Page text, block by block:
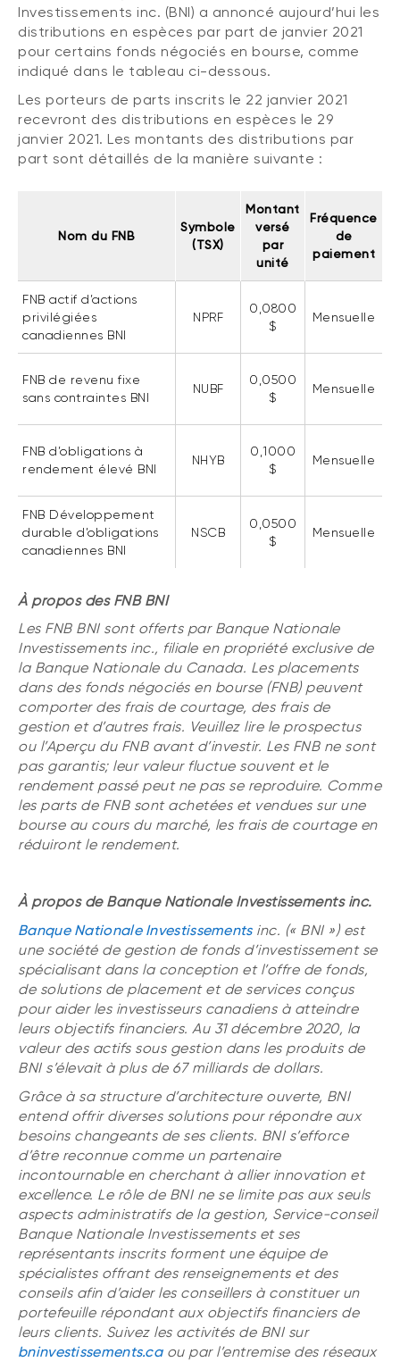
(FNB)
À propos des FNB BNI
FNB de rotation thématique BNI (NTHM)
FNB durables
Liste des solutions de portefeuille BNI
Portefeuilles FNB BNI
Portefeuilles durables BNI
PLACEMENTS ALTERNATIFS
Placements privés
FNB d’investissements alternatifs
SOLUTIONS DE LIQUIDITÉ
Compte Surintérêt Altamira BNI
CATÉGORIES D'ACTIFS
Actions
Fonds équilibré
Marché monétaire
Revenu fixe
Alternatif
TYPES DE CONTENU
Articles
Vidéos
Livres blancs
DOCUMENTS RÉGLEMENTAIRES
Prospectus
Rapports annuels
Aperçus de fonds
Relevés SPEP
Déclaration de principes sur les conflits
CONNEXION REQUISE
Portail de formation continue
Webinaires
Énoncé politique de placement
(Portefeuilles Méritage)
Investissements inc. (BNI) a annoncé aujourd’hui les
distributions en espèces par part de janvier 2021
pour certains fonds négociés en bourse, comme
indiqué dans le tableau ci-dessous.
Les porteurs de parts inscrits le 22 janvier 2021
recevront des distributions en espèces le 29
janvier 2021. Les montants des distributions par
part sont détaillés de la manière suivante :
Nom du FNB
Symbole
(TSX)
Montant
versé
par
unité
Fréquence
de
paiement
FNB actif d’actions
privilégiées
canadiennes BNI
NPRF
0,0800
$
Mensuelle
FNB de revenu fixe
sans contraintes BNI
NUBF
0,0500
$
Mensuelle
FNB d’obligations à
rendement élevé BNI
NHYB
0,1000
$
Mensuelle
FNB Développement
durable d’obligations
canadiennes BNI
NSCB
0,0500
$
Mensuelle
À propos des FNB BNI
Les FNB BNI sont offerts par Banque Nationale
Investissements inc., filiale en propriété exclusive de
la Banque Nationale du Canada. Les placements
dans des fonds négociés en bourse (FNB) peuvent
comporter des frais de courtage, des frais de
gestion et d’autres frais. Veuillez lire le prospectus
ou l’Aperçu du FNB avant d’investir. Les FNB ne sont
pas garantis; leur valeur fluctue souvent et le
rendement passé peut ne pas se reproduire. Comme
les parts de FNB sont achetées et vendues sur une
bourse au cours du marché, les frais de courtage en
réduiront le rendement.
À propos de Banque Nationale Investissements inc.
Banque Nationale Investissementsinc. (« BNI ») est
une société de gestion de fonds d’investissement se
spécialisant dans la conception et l’offre de fonds,
de solutions de placement et de services conçus
pour aider les investisseurs canadiens à atteindre
leurs objectifs financiers. Au 31 décembre 2020, la
valeur des actifs sous gestion dans les produits de
BNI s’élevait à plus de 67 milliards de dollars.
Grâce à sa structure d’architecture ouverte, BNI
entend offrir diverses solutions pour répondre aux
besoins changeants de ses clients. BNI s’efforce
d’être reconnue comme un partenaire
incontournable en cherchant à allier innovation et
excellence. Le rôle de BNI ne se limite pas aux seuls
aspects administratifs de la gestion, Service-conseil
Banque Nationale Investissements et ses
représentants inscrits forment une équipe de
spécialistes offrant des renseignements et des
conseils afin d’aider les conseillers à constituer un
portefeuille répondant aux objectifs financiers de
leurs clients. Suivez les activités de BNI sur
bninvestissements.caou par l’entremise des réseaux